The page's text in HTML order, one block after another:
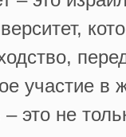
участие в
это не